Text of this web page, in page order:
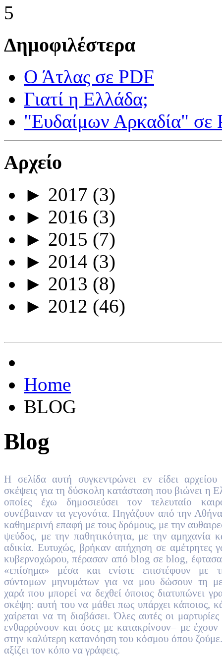
Δημοφιλέστερα
Ο Άτλας σε PDF
Γιατί η Ελλάδα;
"Ευδαίμων Αρκαδία" σε
Αρχείο
► 2017 (3)
► 2016 (3)
► 2015 (7)
► 2014 (3)
► 2013 (8)
► 2012 (46)
Home
BLOG
Blog
Η σελίδα αυτή συγκεντρώνει εν είδει αρχείου
σκέψεις για τη δύσκολη κατάσταση που βιώνει η
οποίες έχω δημοσιεύσει τον τελευταίο
συνέβαιναν τα γεγονότα. Πηγάζουν από την
καθημερινή επαφή με τους δρόμους, με την
ψεύδος, με την παθητικότητα, με την αμηχανία
αδικία. Ευτυχώς, βρήκαν απήχηση σε αμέτρητες
κυβερνοχώρου, πέρασαν από blog σε blog,
«επίσημα» μέσα και ενίοτε επιστέφουν με
σύντομων μηνυμάτων για να μου δώσουν τη
χαρά που μπορεί να δεχθεί όποιος διατυπώνει
σκέψη: αυτή του να μάθει πως υπάρχει κάποιος,
χαίρεται να τη διαβάσει. Όλες αυτές οι
ενθαρρύνουν και όσες με κατακρίνουν– με έχουν
στην καλύτερη κατανόηση του κόσμου όπου
αξίζει τον κόπο να γράφεις.